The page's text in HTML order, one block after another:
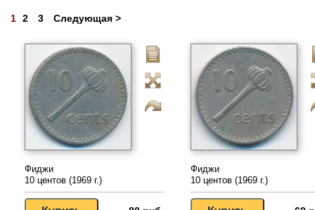
1 2 3 Следующая >
Фиджи
10 центов (1969 г.)
Фиджи
10 центов (1969 г.)